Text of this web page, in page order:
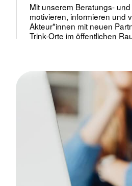
Mit unserem Beratungs-
motivieren, informieren und
Akteur*innen mit neuen
Trink-Orte im öffentlichen